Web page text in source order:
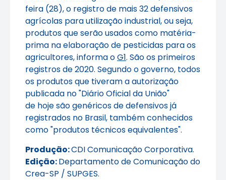
feira (28), o registro de mais 32 defensivos
agrícolas para utilização industrial, ou seja,
produtos que serão usados como matéria-
prima na elaboração de pesticidas para os
agricultores, informa oG1. São os primeiros
registros de 2020. Segundo o governo, todos
os produtos que tiveram a autorização
publicada no "Diário Oficial da União"
de hoje são genéricos de defensivos já
registrados no Brasil, também conhecidos
como "produtos técnicos equivalentes".
Produção:CDI Comunicação Corporativa.
Edição:Departamento de Comunicação do
Crea-SP / SUPGES.